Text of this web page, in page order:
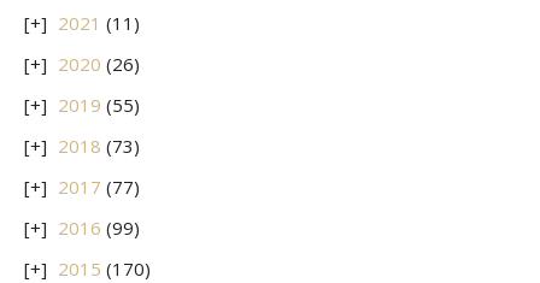
2021 (11)
2020 (26)
2019 (55)
2018 (73)
2017 (77)
2016 (99)
2015 (170)